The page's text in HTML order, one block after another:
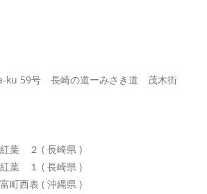
ku 59号 長崎の道ーみさき道 茂木街
葉 ２ ( 長崎県 )
葉 １ ( 長崎県 )
西表 ( 沖縄県 )